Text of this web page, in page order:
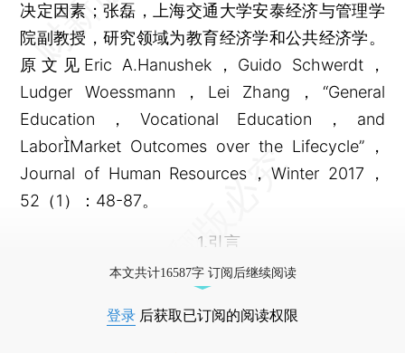
决定因素；张磊，上海交通大学安泰经济与管理学
院副教授，研究领域为教育经济学和公共经济学。
原文见Eric A.Hanushek，Guido Schwerdt，
Ludger Woessmann，Lei Zhang，“General
Education，Vocational Education，and
LaborMarket Outcomes over the Lifecycle”，
Journal of Human Resources，Winter 2017，
52（1）：48-87。
1.引言
本文共计16587字 订阅后继续阅读
登录 后获取已订阅的阅读权限